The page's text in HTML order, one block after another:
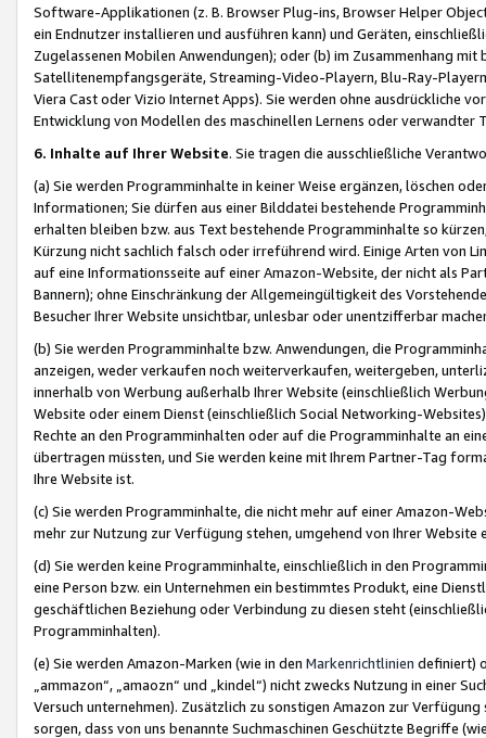
Software-Applikationen (z. B. Browser Plug-ins, Browser Helper
ein Endnutzer installieren und ausführen kann) und Geräten,
Zugelassenen Mobilen Anwendungen); oder (b) im Zusammenhang
Satellitenempfangsgeräte, Streaming-Video-Playern, Blu-Ray-
Viera Cast oder Vizio Internet Apps). Sie werden ohne ausdrückliche
Entwicklung von Modellen des maschinellen Lernens oder
6. Inhalte auf Ihrer Website. Sie tragen die ausschließliche
(a) Sie werden Programminhalte in keiner Weise ergänzen, löschen
Informationen; Sie dürfen aus einer Bilddatei bestehende
erhalten bleiben bzw. aus Text bestehende Programminhalte so
Kürzung nicht sachlich falsch oder irreführend wird. Einige Arten von
auf eine Informationsseite auf einer Amazon-Website, der nicht als
Bannern); ohne Einschränkung der Allgemeingültigkeit des
Besucher Ihrer Website unsichtbar, unlesbar oder unentzifferbar
(b) Sie werden Programminhalte bzw. Anwendungen, die
anzeigen, weder verkaufen noch weiterverkaufen, weitergeben,
innerhalb von Werbung außerhalb Ihrer Website (einschließlich
Website oder einem Dienst (einschließlich Social Networking-
Rechte an den Programminhalten oder auf die Programminhalte an
übertragen müssten, und Sie werden keine mit Ihrem Partner-Tag
Ihre Website ist.
(c) Sie werden Programminhalte, die nicht mehr auf einer Amazon-
mehr zur Nutzung zur Verfügung stehen, umgehend von Ihrer
(d) Sie werden keine Programminhalte, einschließlich in den
eine Person bzw. ein Unternehmen ein bestimmtes Produkt, eine
geschäftlichen Beziehung oder Verbindung zu diesen steht
Programminhalten).
(e) Sie werden Amazon-Marken (wie in den Markenrichtlinien definiert)
„ammazon“, „amaozn“ und „kindel“) nicht zwecks Nutzung in einer
Versuch unternehmen). Zusätzlich zu sonstigen Amazon zur
sorgen, dass von uns benannte Suchmaschinen Geschützte Begriffe